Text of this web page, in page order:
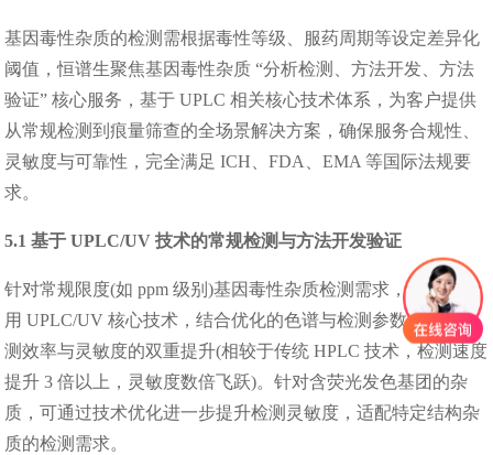
基因毒性杂质的检测需根据毒性等级、服药周期等设定差异化
阈值，恒谱生聚焦基因毒性杂质 “分析检测、方法开发、方法
验证” 核心服务，基于 UPLC 相关核心技术体系，为客户提供
从常规检测到痕量筛查的全场景解决方案，确保服务合规性、
灵敏度与可靠性，完全满足 ICH、FDA、EMA 等国际法规要
求。
5.1 基于 UPLC/UV 技术的常规检测与方法开发验证
针对常规限度(如 ppm 级别)基因毒性杂质检测需求，恒谱生采
用 UPLC/UV 核心技术，结合优化的色谱与检测参数，实现检
测效率与灵敏度的双重提升(相较于传统 HPLC 技术，检测速度
提升 3 倍以上，灵敏度数倍飞跃)。针对含荧光发色基团的杂
质，可通过技术优化进一步提升检测灵敏度，适配特定结构杂
质的检测需求。